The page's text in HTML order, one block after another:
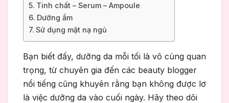
Tinh chất – Serum – Ampoule
Dưỡng ẩm
Sử dụng mặt nạ ngủ
Bạn biết đấy, dưỡng da mỗi tối là vô cùng quan
trọng, từ chuyên gia đến các beauty blogger
nổi tiếng cũng khuyên rằng bạn không được lơ
là việc dưỡng da vào cuối ngày. Hãy theo dõi